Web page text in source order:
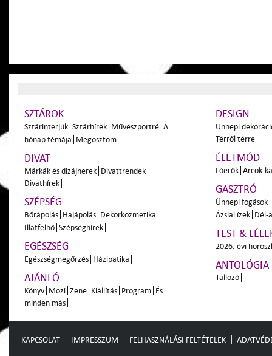
SZTÁROK
Sztárinterjúk Sztárhírek Művészportré A
hónap témája Megosztom...
DIVAT
Márkák és dizájnerek Divattrendek
Divathírek
SZÉPSÉG
Bőrápolás Hajápolás Dekorkozmetika
Illatfelhő Szépséghírek
EGÉSZSÉG
Egészségmegőrzés Házipatika
AJÁNLÓ
Könyv Mozi Zene Kiállítás Program És
minden más
DESIGN
Ünnepi
Térről térre
ÉLETMÓD
Lóerők Arcok-
GASZTRÓ
Ünnepi fogások
Ázsiai ízek Dél-
TEST &
2026. évi
ANTOLÓGIA
Tallozó
KAPCSOLAT IMPRESSZUM FELHASZNÁLÁSI FELTÉTELEK